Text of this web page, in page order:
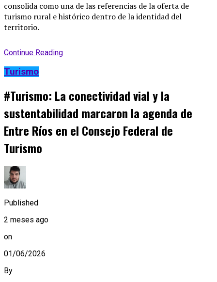
consolida como una de las referencias de la oferta de
turismo rural e histórico dentro de la identidad del
territorio.
Continue Reading
Turismo
#Turismo: La conectividad vial y la
sustentabilidad marcaron la agenda de
Entre Ríos en el Consejo Federal de
Turismo
Published
2 meses ago
on
01/06/2026
By